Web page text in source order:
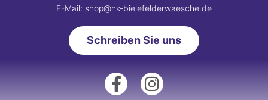
E-Mail: shop@nk-bielefelderwaesche.de
Schreiben Sie uns